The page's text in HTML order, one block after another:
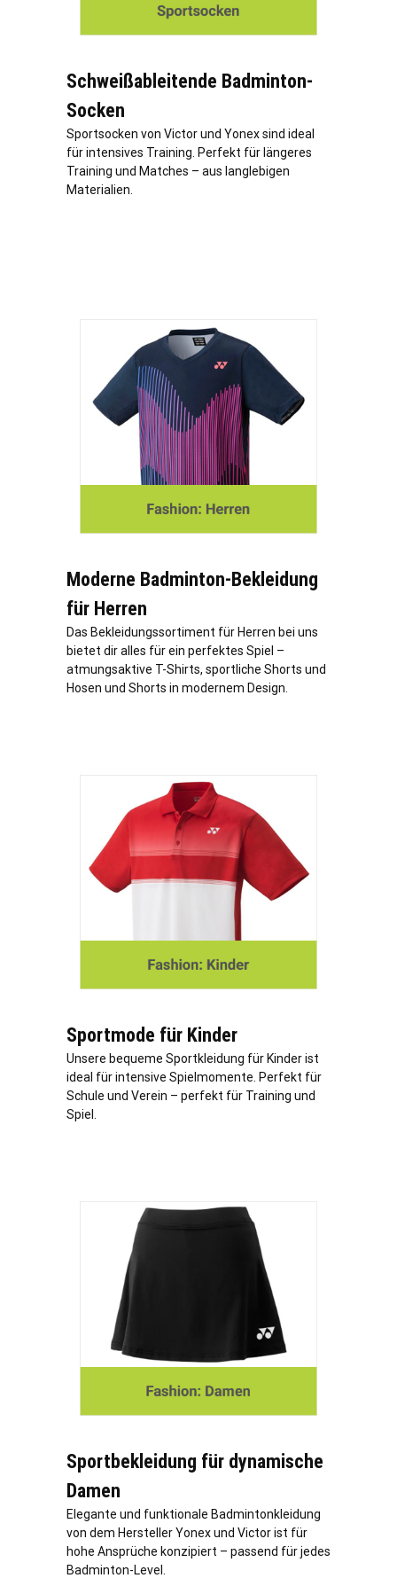
Schweißableitende Badminton-
Socken
Sportsocken von Victor und Yonex sind ideal
für intensives Training. Perfekt für längeres
Training und Matches – aus langlebigen
Materialien.
Moderne Badminton-Bekleidung
für Herren
Das Bekleidungssortiment für Herren bei uns
bietet dir alles für ein perfektes Spiel –
atmungsaktive T-Shirts, sportliche Shorts und
Hosen und Shorts in modernem Design.
Sportmode für Kinder
Unsere bequeme Sportkleidung für Kinder ist
ideal für intensive Spielmomente. Perfekt für
Schule und Verein – perfekt für Training und
Spiel.
Sportbekleidung für dynamische
Damen
Elegante und funktionale Badmintonkleidung
von dem Hersteller Yonex und Victor ist für
hohe Ansprüche konzipiert – passend für jedes
Badminton-Level.